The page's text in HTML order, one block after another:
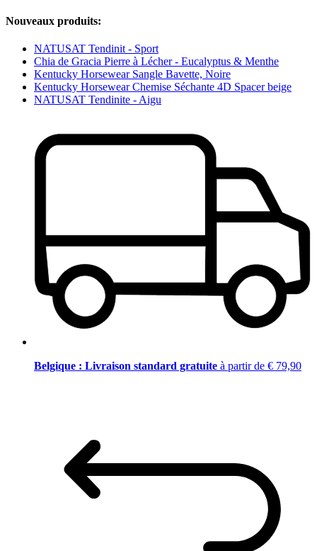
Nouveaux produits:
NATUSAT Tendinit - Sport
Chia de Gracia Pierre à Lécher - Eucalyptus & Menthe
Kentucky Horsewear Sangle Bavette, Noire
Kentucky Horsewear Chemise Séchante 4D Spacer beige
NATUSAT Tendinite - Aigu
Belgique : Livraison standard gratuite à partir de € 79,90